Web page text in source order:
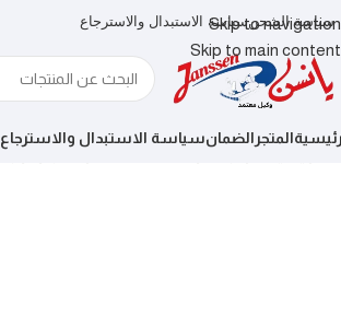
Skip to navigation
Skip to main content
سياسة الشحنسياسة الاستبدال والاسترجاع
المتجر الضمانسياسة الاستبدال والاسترجاع
مراتب سوست متصلة كتراكت بلو توب 29سم ( سوست متصله )